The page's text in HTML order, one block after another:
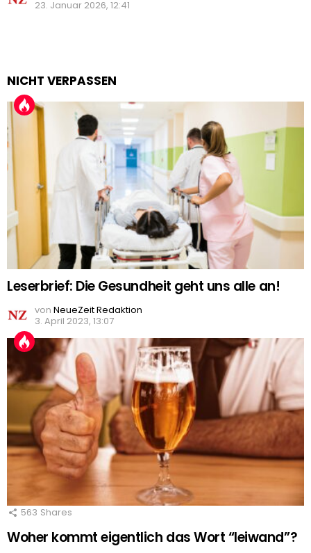
23. Januar 2026, 12:41
NICHT VERPASSEN
Leserbrief: Die Gesundheit geht uns alle an!
von NeueZeit Redaktion
3. April 2023, 13:07
563 Shares
Woher kommt eigentlich das Wort “leiwand”?